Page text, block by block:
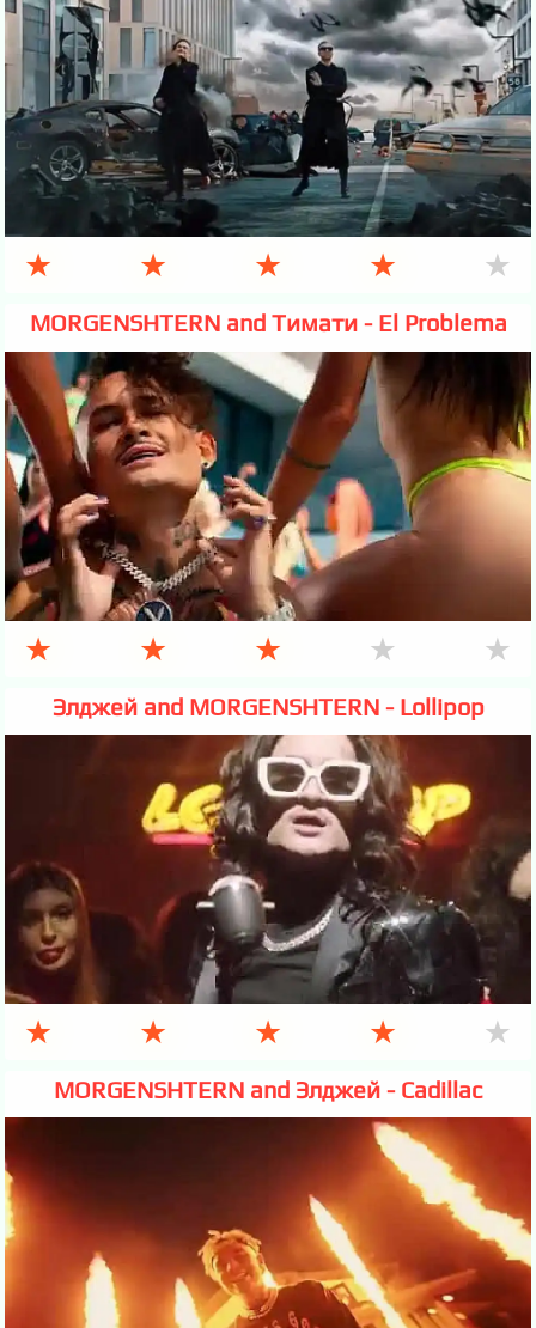
★ ★ ★ ★ ★
MORGENSHTERN and Тимати - El Problema
★ ★ ★ ★ ★
Элджей and MORGENSHTERN - Lollipop
★ ★ ★ ★ ★
MORGENSHTERN and Элджей - Cadillac